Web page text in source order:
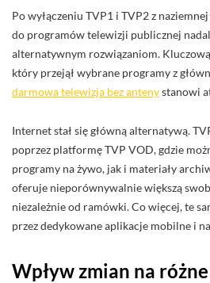
Po wyłączeniu TVP1 i TVP2 z
do programów telewizji publicznej
alternatywnym rozwiązaniom.
który przejął wybrane programy z
darmowa telewizja bez antenystanowi
Internet stał się główną alternatywą.
poprzez platformę TVP VOD, gdzie
programy na żywo, jak i materiały
oferuje nieporównywalnie większą
niezależnie od ramówki. Co więcej, te
przez dedykowane aplikacje mobilne i
Wpływ zmian na